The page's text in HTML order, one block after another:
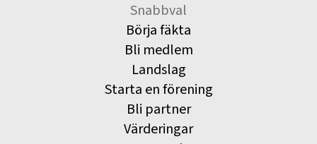
Snabbval
Börja fäkta
Bli medlem
Landslag
Starta en förening
Bli partner
Värderingar